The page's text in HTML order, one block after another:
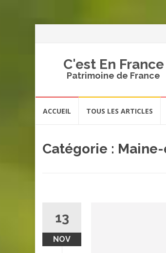
C'est En France
Patrimoine de France
ACCUEIL TOUS LES ARTICLES
Catégorie :
13
NOV